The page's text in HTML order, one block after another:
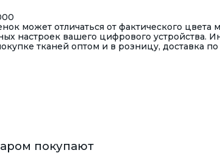
может отличаться от фактического
настроек вашего цифрового устройства.
тканей оптом и в розницу, доставка
покупают